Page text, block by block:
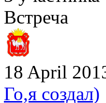
Встреча
18 April
Го,я создал)